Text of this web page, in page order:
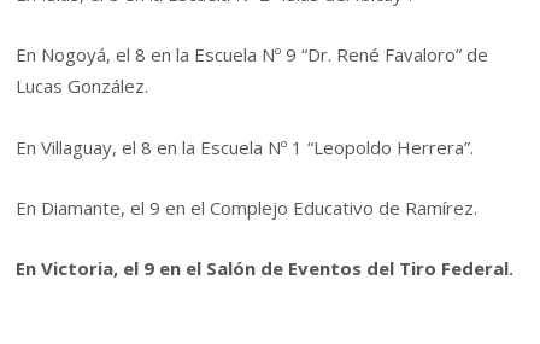
En Nogoyá, el 8 en la Escuela Nº 9 “Dr. René Favaloro” de
Lucas González.
En Villaguay, el 8 en la Escuela Nº 1 “Leopoldo Herrera”.
En Diamante, el 9 en el Complejo Educativo de Ramírez.
En Victoria, el 9 en el Salón de Eventos del Tiro Federal.